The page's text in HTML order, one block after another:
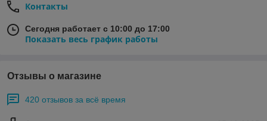
Контакты
Сегодня работает с 10:00 до 17:00
Показать весь график работы
Отзывы о магазине
420 отзывов за всё время